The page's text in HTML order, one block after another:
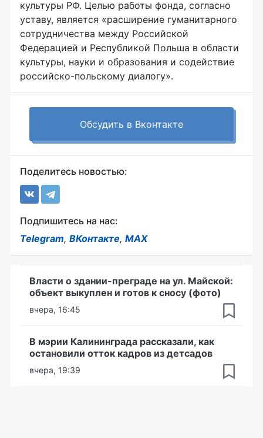
культуры РФ. Целью работы фонда, согласно
уставу, является «расширение гуманитарного
сотрудничества между Российской
Федерацией и Республикой Польша в области
культуры, науки и образования и содействие
российско-польскому диалогу».
Обсудить в Вконтакте
Поделитесь новостью:
Подпишитесь на нас:
Telegram, ВКонтакте, MAX
Власти о здании-преграде на ул. Майской:
объект выкуплен и готов к сносу (фото)
вчера, 16:45
В мэрии Калининграда рассказали, как
остановили отток кадров из детсадов
вчера, 19:39